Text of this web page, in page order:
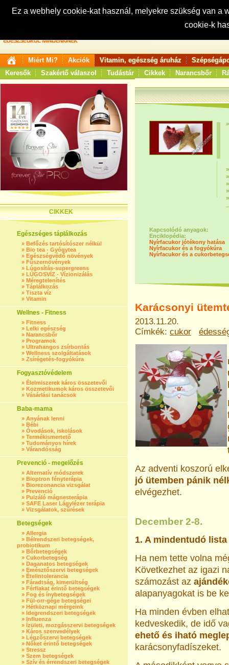
Ez a webhely cookie-kat használ, melyekre szükség van
cookie-k
Keresés:
Miért Mi? Akciók Vitamin, egészség áruház
Keresők
Szakértő válaszol Tudástár Cikkek Narancsbőr
CIKKEK
Egészséges táplálkozás
» Befőzés tartósítószer nélkül
» Bio tea - Gyógytea
» Egészségvédő növények
» Fűszernövények
» Lúgosítás-supergreens
» LÚGOSVÍZ - Vízionizálás
» Méregtelenítés
» Táplálkozás
» Tiszta víz
» Vitamin
Wellnes - Fitness
» Fitness
» Lelki egészség
» Narancsbőr
» Programok
» Ultrahangos zsírbontás
» Wellness szolgáltatások
» Zsírégetés-fogyókúra
Fogyasztóvédelem
» Élelmiszerek káros összetevői
» Kozmetikumok káros összetevői
» Vásárlási tanácsok
Baba-mama
» Anyának lenni
» Bébi
» Óvodások, iskolások
» Termékismertető
» Tudományos hírek
» Várandósság
Prevenció - megelőzés
» Alternatív módszerek
» Bioptron fényterápia
» Biorezonancia vizsgálat
» Prevenció
» Pulzáló mágnesterápia
» SAFE Laser Lágylézer terápia
» Vizsgálatok, szűrések
Betegségek
» Allergia
» Bélrendszeri betegségek,
probiotikum
» Bőrbetegségek
» Cukorbetegség
» Daganatos betegségek
» Emésztőszervi betegségek
» Ételintolerancia
» Fáradtság, kimerültség
» Férfiakat érintő betegségek
» Fog és ínybetegségek
» Fül-orr-gége betegségei
» Hétköznapi mérgeink
» Idegrendszeri betegségek
» Influenza
» Ízületi, mozgásszervi betegségek
» Káros szenvedélyek
» Légzőszervi betegségek
» Nőket érintő betegségek
» Stressz
» Szem betegségek
» Szív és érrendszeri betegségek
Kapcsolódó anyagok:
Enciklopédia:
Nyírfacukor jótékony hatása
Nyírfacukor és a fogyókúra
Nyírfacukor és a
Karácsonyi
2013.11.20.
Címkék: cukor
Az adventi koszorú
jó ütemben pánik
elvégezhet.
December 2-8.
1. A mindentudó lista
Ha nem tette volna
Következhet az igazi
számozást az
alapanyagokat is be
Ha minden évben
kedveskedik, de idő
ehető és iható
karácsonyfadíszeket.